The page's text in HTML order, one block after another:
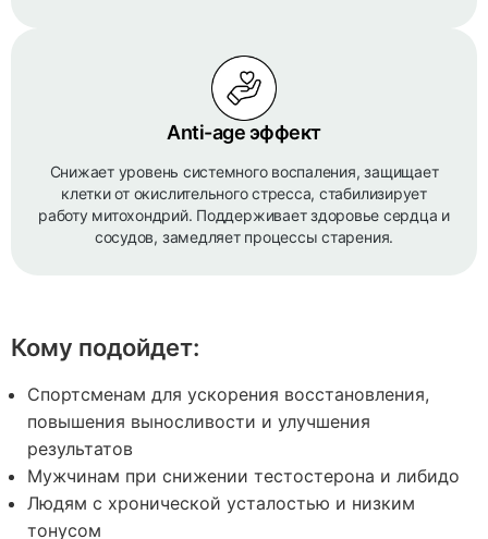
Anti-age эффект
Снижает уровень системного воспаления, защищает
клетки от окислительного стресса, стабилизирует
работу митохондрий. Поддерживает здоровье сердца и
сосудов, замедляет процессы старения.
Кому подойдет:
Спортсменам для ускорения восстановления,
повышения выносливости и улучшения
результатов
Мужчинам при снижении тестостерона и либидо
Людям с хронической усталостью и низким
тонусом